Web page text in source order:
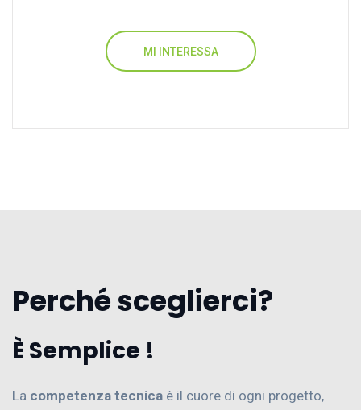
MI INTERESSA
Perché sceglierci?
È Semplice !
La competenza tecnica è il cuore di ogni progetto,